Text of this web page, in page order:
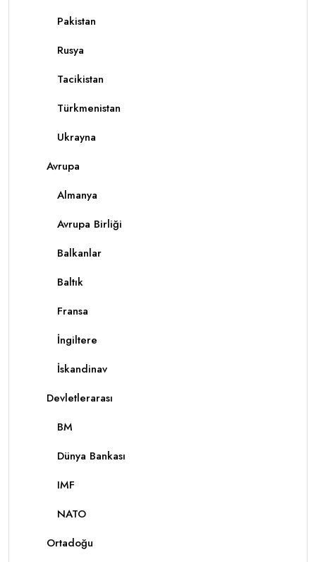
Pakistan
Rusya
Tacikistan
Türkmenistan
Ukrayna
Avrupa
Almanya
Avrupa Birliği
Balkanlar
Baltık
Fransa
İngiltere
İskandinav
Devletlerarası
BM
Dünya Bankası
IMF
NATO
Ortadoğu